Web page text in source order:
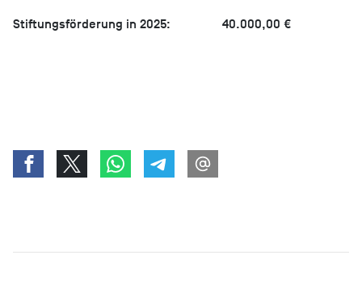
Stiftungsförderung in 2025: 40.000,00 €